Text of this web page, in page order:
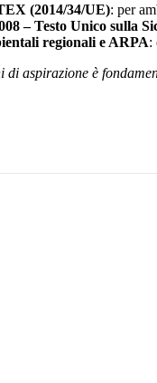
(2014/34/UE): per
– Testo Unico sulla
regionali e ARPA:
di aspirazione è